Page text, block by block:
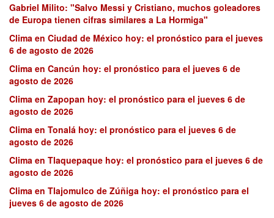
Gabriel Milito: "Salvo Messi y Cristiano, muchos goleadores
de Europa tienen cifras similares a La Hormiga"
Clima en Ciudad de México hoy: el pronóstico para el jueves
6 de agosto de 2026
Clima en Cancún hoy: el pronóstico para el jueves 6 de
agosto de 2026
Clima en Zapopan hoy: el pronóstico para el jueves 6 de
agosto de 2026
Clima en Tonalá hoy: el pronóstico para el jueves 6 de
agosto de 2026
Clima en Tlaquepaque hoy: el pronóstico para el jueves 6 de
agosto de 2026
Clima en Tlajomulco de Zúñiga hoy: el pronóstico para el
jueves 6 de agosto de 2026